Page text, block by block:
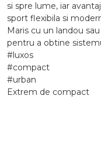
si spre lume, iar
sport flexibila si
Maris cu un landou
pentru a obtine
#luxos
#compact
#urban
Extrem de compact